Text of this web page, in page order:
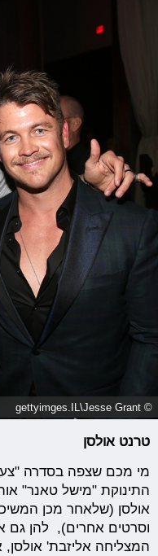
© gettyimges.IL\Jesse Grant
טרנט אולסן
מי מכם שצפה בסדרה "צער
התינוקת "מישל טאנר"
אולסן (שלאחר מכן
וסרטים אחרים), להן גם
המצליחה אליזבת'